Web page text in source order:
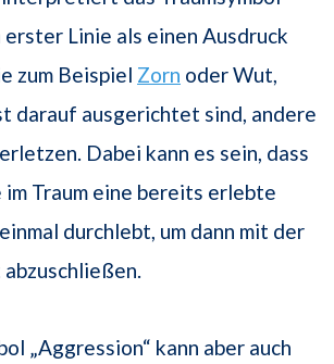
erster Linie als einen Ausdruck
zum Beispiel Zorn oder Wut,
darauf ausgerichtet sind, andere
Dabei kann es sein, dass
im Traum eine bereits erlebte
durchlebt, um dann mit der
„Aggression“ kann aber auch